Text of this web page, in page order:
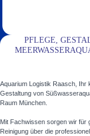
PFLEGE,
Aquarium Logistik Raasch, Ihr
Gestaltung von
Raum München.
Mit Fachwissen sorgen wir für
Reinigung über die